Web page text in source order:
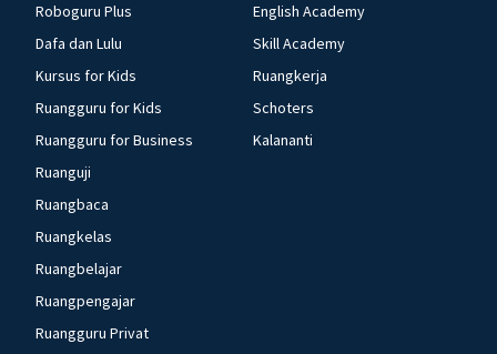
Roboguru Plus
Dafa dan Lulu
Kursus for Kids
Ruangguru for Kids
Ruangguru for Business
Ruanguji
Ruangbaca
Ruangkelas
Ruangbelajar
Ruangpengajar
Ruangguru Privat
English Academy
Skill Academy
Ruangkerja
Schoters
Kalananti